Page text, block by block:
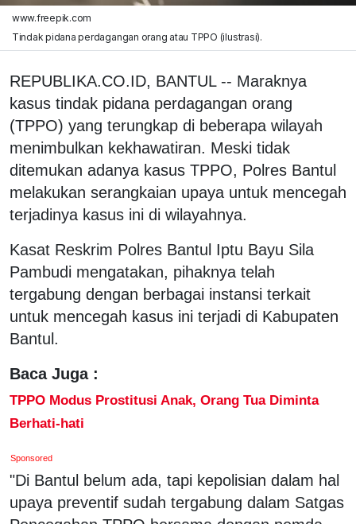
www.freepik.com
Tindak pidana perdagangan orang atau TPPO (ilustrasi).
REPUBLIKA.CO.ID, BANTUL -- Maraknya
kasus tindak pidana perdagangan orang
(TPPO) yang terungkap di beberapa wilayah
menimbulkan kekhawatiran. Meski tidak
ditemukan adanya kasus TPPO, Polres Bantul
melakukan serangkaian upaya untuk mencegah
terjadinya kasus ini di wilayahnya.
Kasat Reskrim Polres Bantul Iptu Bayu Sila
Pambudi mengatakan, pihaknya telah
tergabung dengan berbagai instansi terkait
untuk mencegah kasus ini terjadi di Kabupaten
Bantul.
Baca Juga :
TPPO Modus Prostitusi Anak, Orang Tua Diminta
Berhati-hati
Sponsored
"Di Bantul belum ada, tapi kepolisian dalam hal
upaya preventif sudah tergabung dalam Satgas